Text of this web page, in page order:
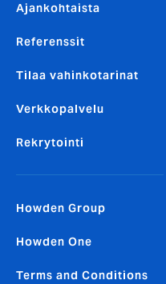
Ajankohtaista
Referenssit
Tilaa vahinkotarinat
Verkkopalvelu
Rekrytointi
Howden Group
Howden One
Terms and Conditions